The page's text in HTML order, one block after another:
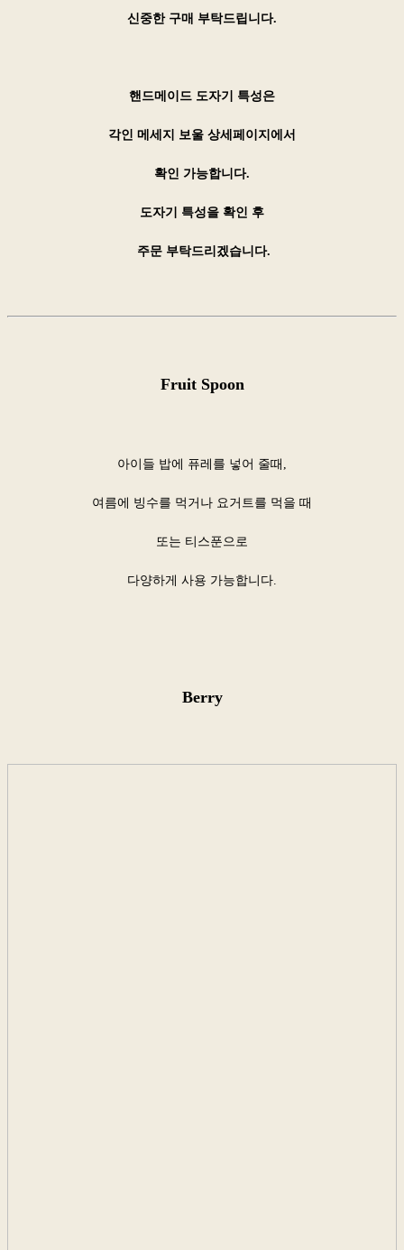
신중한 구매 부탁드립니다.
핸드메이드 도자기 특성은
각인 메세지 보울 상세페이지에서
확인 가능합니다.
도자기 특성을 확인 후
주문 부탁드리겠습니다.
Fruit Spoon
아이들 밥에 퓨레를 넣어 줄때,
여름에 빙수를 먹거나 요거트를 먹을 때
또는 티스푼으로
다양하게 사용 가능합니다.
Berry